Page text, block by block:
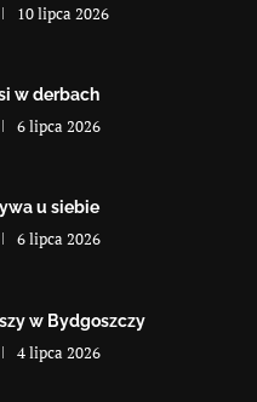
10 lipca 2026
w derbach
6 lipca 2026
u siebie
6 lipca 2026
w Bydgoszczy
4 lipca 2026